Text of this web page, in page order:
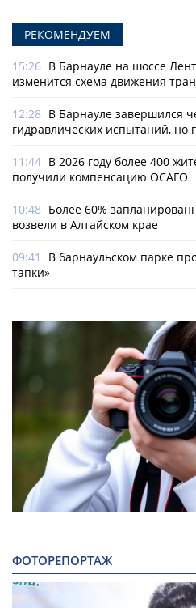
РЕКОМЕНДУЕМ
15:26 В Барнауле на шоссе
изменится схема движения
12:28 В Барнауле завершился
гидравлических испытаний, но
11:44 В 2026 году более 400
получили компенсацию ОСАГО
10:48 Более 60%
возвели в Алтайском крае
09:41
В барнаульском парке
тапки»
ФОТОРЕПОРТАЖ